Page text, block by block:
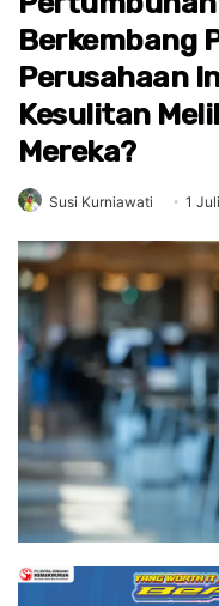
Berkembang
Perusahaan
Kesulitan
Mereka?
Susi Kurniawati 1